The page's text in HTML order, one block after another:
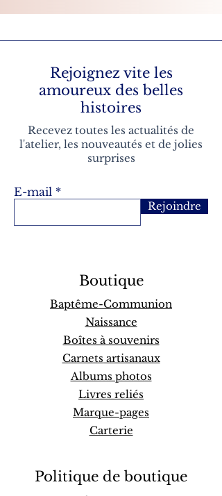
Rejoignez vite les
amoureux des belles
histoires
Recevez toutes les actualités de
l'atelier, les nouveautés et de jolies
surprises
E-mail
Rejoindre
Boutique
Baptême-Communion
Naissance
Boîtes à souvenirs
Carnets artisanaux
Albums photos
Livres reliés
Marque-pages
Carterie
Politique de boutique